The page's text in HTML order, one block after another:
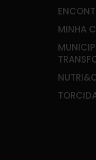
MINHA